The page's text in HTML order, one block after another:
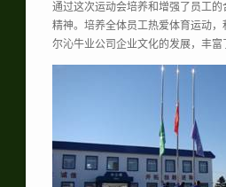
通过这次运动会培养和增强了员工
精神。培养全体员工热爱体育运动
尔沁牛业公司企业文化的发展，丰富